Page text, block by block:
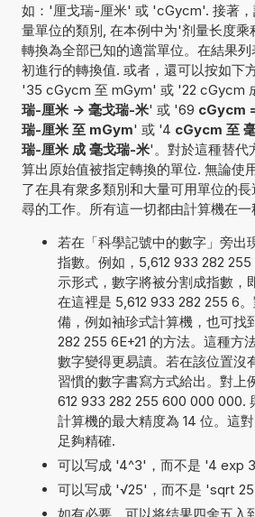
如：'厘戈瑞-厘米' 或 'cGycm'. 接著，
量單位的類別, 在本例中为'剂量长度
轉換為全部已知的適當單位。在結果
初進行的轉換值. 或者，還可以按如下
'35 cGycm 至 mGym' 或 '22 cGycm
瑞-厘米 -> 毫戈瑞-米' 或 '69 cGycm
瑞-厘米 至 mGym' 或 '4 cGycm 至
瑞-厘米 成 毫戈瑞-米'。對於這種替代
算出原始值被指定轉換的單位. 無論使
了在具有衆多類別和大量可用單位的
尋的工作。所有這一切都由計算機在一
若在「科學記號中的數字」旁出
指數。例如，5,612 933 282 255
示形式，數字將被分割成指數，
在這裡是 5,612 933 282 255 6
備，例如袖珍式計算機，也可找
282 255 6E+21 的方法。這種方
數字變得更易讀。若在該位置沒
習慣的數字書寫方式給出。對上
612 933 282 255 600 000 000.
計算機的最大精度為 14 位。這
足夠精確.
可以写成 '4^3'，而不是 '4 exp
可以写成 '√25'，而不是 'sqrt 25'
如有必要，可以将结果四舍五入